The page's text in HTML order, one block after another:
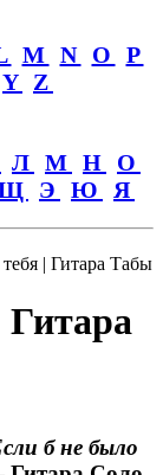
M N O
P
Y Z
Л М Н
О
Э Ю Я
| Гитара Табы
Гитара
б не было